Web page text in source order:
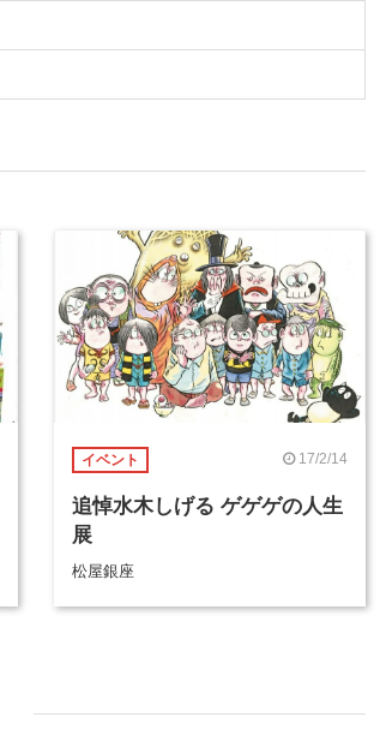
イベント 17/2/14
追悼水木しげる ゲゲゲの人生
展
松屋銀座